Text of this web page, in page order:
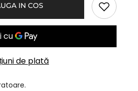
IN COS
de plată